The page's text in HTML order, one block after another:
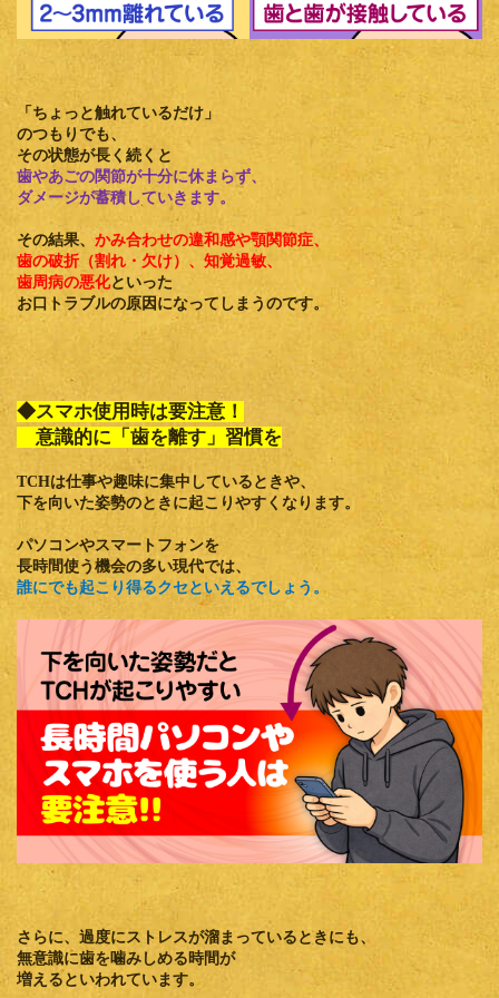
「ちょっと触れているだけ」
のつもりでも、
その状態が長く続くと
歯やあごの関節が十分に休まらず、
ダメージが蓄積していきます。
その結果、 かみ合わせの違和感や顎関節症、
歯の破折（割れ・欠け）、知覚過敏、
歯周病の悪化といった
お口トラブルの原因になってしまうのです。
◆スマホ使用時は要注意！
意識的に「歯を離す」習慣を
TCHは仕事や趣味に集中しているときや、
下を向いた姿勢のときに起こりやすくなります。
パソコンやスマートフォンを
長時間使う機会の多い現代では、
誰にでも起こり得るクセといえるでしょう。
さらに、 過度にストレスが溜まっているとき にも、
無意識に歯を噛みしめる時間が
増えるといわれています。